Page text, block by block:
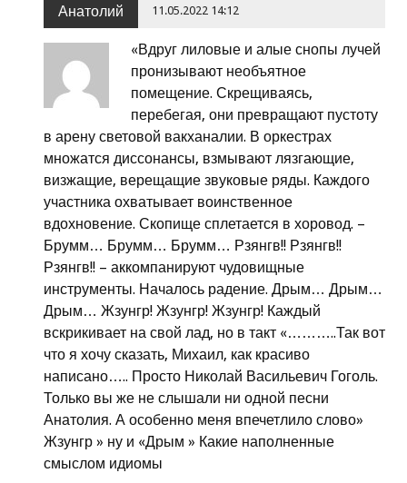
Анатолий 11.05.2022 14:12
«Вдруг лиловые и алые снопы лучей
пронизывают необъятное
помещение. Скрещиваясь,
перебегая, они превращают пустоту
в арену световой вакханалии. В оркестрах
множатся диссонансы, взмывают лязгающие,
визжащие, верещащие звуковые ряды. Каждого
участника охватывает воинственное
вдохновение. Скопище сплетается в хоровод. –
Брумм… Брумм… Брумм… Рзянгв!! Рзянгв!!
Рзянгв!! – аккомпанируют чудовищные
инструменты. Началось радение. Дрым… Дрым…
Дрым… Жзунгр! Жзунгр! Жзунгр! Каждый
вскрикивает на свой лад, но в такт «………..Так вот
что я хочу сказать, Михаил, как красиво
написано….. Просто Николай Васильевич Гоголь.
Только вы же не слышали ни одной песни
Анатолия. А особенно меня впечетлило слово»
Жзунгр » ну и «Дрым » Какие наполненные
смыслом идиомы